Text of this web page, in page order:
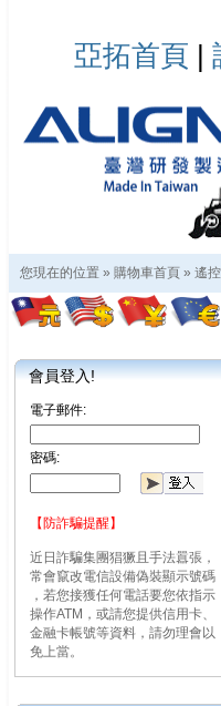
亞拓首頁 |
您現在的位置 » 購物車首頁 » 遙
會員登入!
電子郵件:
密碼:
【防詐騙提醒】
近日詐騙集團猖獗且手法囂張，
常會竄改電信設備偽裝顯示號碼
，若您接獲任何電話要您依指示
操作ATM，或請您提供信用卡、
金融卡帳號等資料，請勿理會以
免上當。